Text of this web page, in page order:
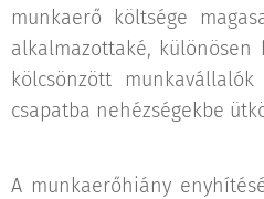
munkaerő költsége
alkalmazottaké, különösen
kölcsönzött
csapatba nehézségekbe
A munkaerőhiány